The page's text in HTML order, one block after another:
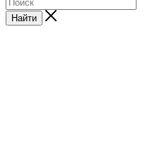
Найти